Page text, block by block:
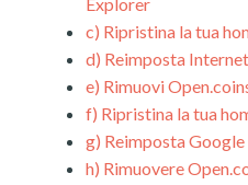
c) Ripristina la tua
d) Reimposta
e) Rimuovi
f) Ripristina la tua
g) Reimposta
h) Rimuovere